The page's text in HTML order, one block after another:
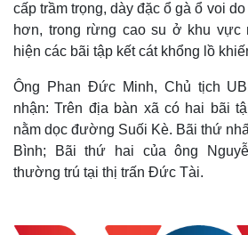
cấp trầm trọng, dày đặc ổ gà ổ voi
hơn, trong rừng cao su ở khu vực
hiện các bãi tập kết cát khổng lồ
Ông Phan Đức Minh, Chủ tịch
nhận: Trên địa bàn xã có hai bãi
nằm dọc đường Suối Kè. Bãi thứ
Bình; Bãi thứ hai của ông
thường trú tại thị trấn Đức Tài.